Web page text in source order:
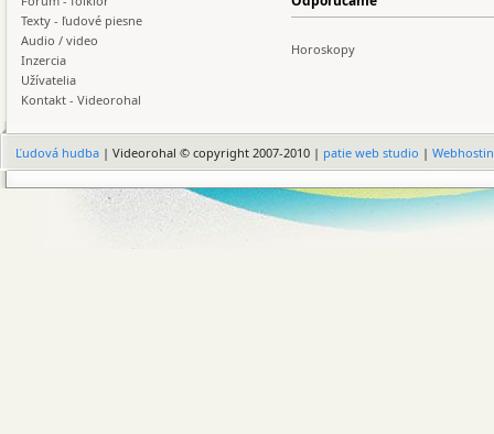
Texty - ľudové piesne
Audio / video
Inzercia
Užívatelia
Kontakt - Videorohal
Horoskopy
Ľudová hudba | Videorohal © copyright 2007-2010 | patie web studio |